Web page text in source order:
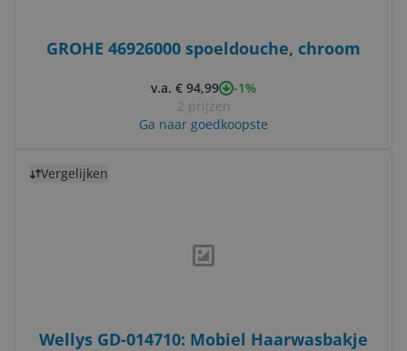
GROHE 46926000 spoeldouche, chroom
v.a. € 94,99
-1%
2 prijzen
Ga naar goedkoopste
Vergelijken
Wellys GD-014710: Mobiel Haarwasbakje